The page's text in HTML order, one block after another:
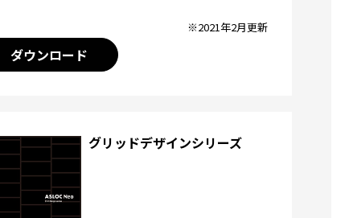
※2021年2月更新
ダウンロード
グリッドデザインシリーズ